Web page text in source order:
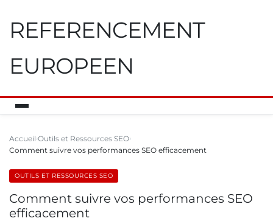
REFERENCEMENT
EUROPEEN
Accueil Outils et Ressources SEO
Comment suivre vos performances SEO efficacement
OUTILS ET RESSOURCES SEO
Comment suivre vos performances SEO
efficacement